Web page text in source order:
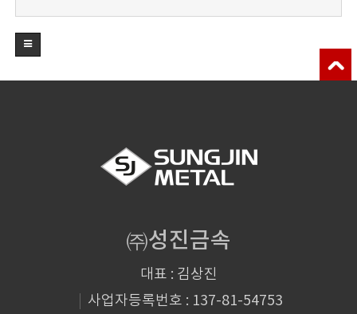
㈜성진금속
대표 : 김상진
사업자등록번호 : 137-81-54753